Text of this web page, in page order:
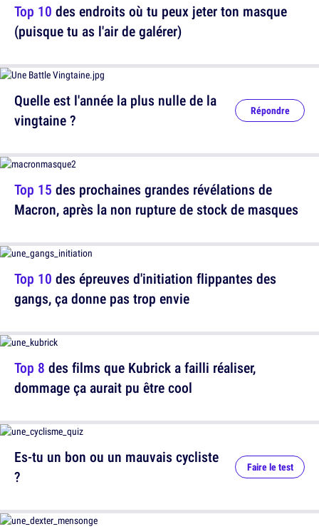
Top 10 des endroits où tu peux jeter ton masque
(puisque tu as l'air de galérer)
Top 15 des prochaines grandes révélations de
Macron, après la non rupture de stock de masques
Top 8 des films que Kubrick a failli réaliser,
dommage ça aurait pu être cool
Quelle est l'année la plus nulle de la
vingtaine ?
Répondre
Top 10 des épreuves d'initiation flippantes des
gangs, ça donne pas trop envie
Es-tu un bon ou un mauvais cycliste
?
Faire le test